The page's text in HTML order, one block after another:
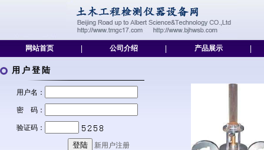
网站首页 公司介绍 产品展示
用户登陆
用户名：
密 码：
验证码：
新用户注册